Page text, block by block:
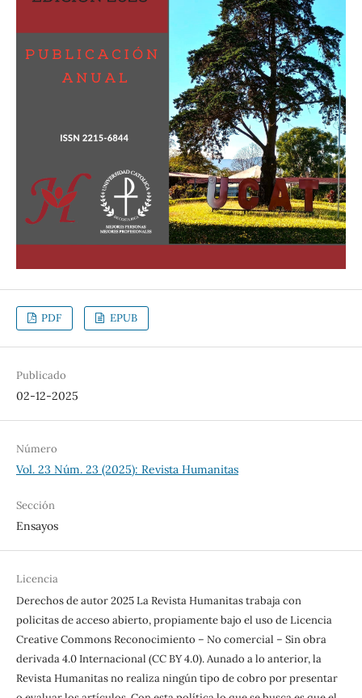
PDF EPUB
Publicado
02-12-2025
Número
Vol. 23 Núm. 23 (2025): Revista Humanitas
Sección
Ensayos
Licencia
Derechos de autor 2025 La Revista Humanitas trabaja con
policitas de acceso abierto, propiamente bajo el uso de Licencia
Creative Commons Reconocimiento – No comercial – Sin obra
derivada 4.0 Internacional (CC BY 4.0). Aunado a lo anterior, la
Revista Humanitas no realiza ningún tipo de cobro por presentar